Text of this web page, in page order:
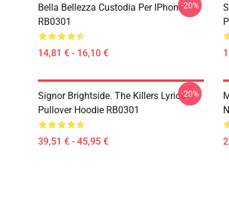
Bella Bellezza Custodia Per IPhone
RB0301
14,81 € - 16,10 €
-20%
Signor Brightside. The Killers Lyrics
Pullover Hoodie RB0301
39,51 € - 45,95 €
-20%